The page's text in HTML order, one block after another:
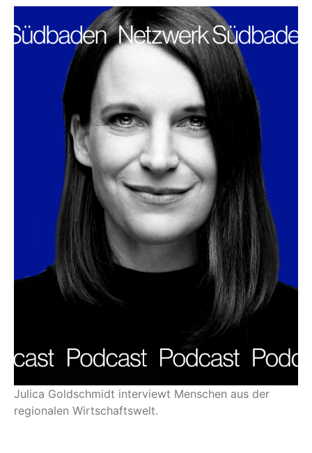
Julica Goldschmidt interviewt Menschen aus der
regionalen Wirtschaftswelt.